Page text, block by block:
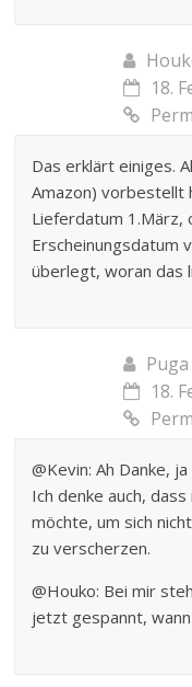
18.
Das erklärt einiges.
Amazon) vorbestellt
Lieferdatum 1.März,
Erscheinungsdatum
überlegt, woran das
Puga
18.
@Kevin: Ah Danke,
Ich denke auch,
möchte, um sich
zu verscherzen.
@Houko: Bei mir
jetzt gespannt,